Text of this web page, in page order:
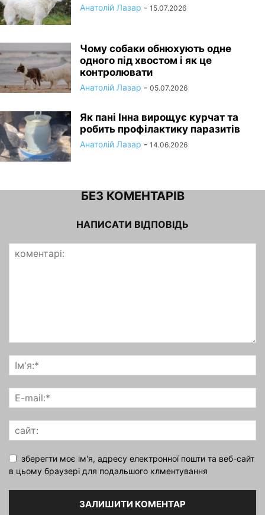
Анатолій Лазар - 15.07.2026
Чому собаки обнюхують одне
одного під хвостом і як це
контролювати
Анатолій Лазар - 05.07.2026
Як пані Інна вирощує курчат та
робить профілактику паразитів
Анатолій Лазар - 14.06.2026
БЕЗ КОМЕНТАРІВ
НАПИСАТИ ВІДПОВІДЬ
зберегти моє ім'я, адресу електронної пошти та веб-сайт
в цьому браузері для подальшого клментування